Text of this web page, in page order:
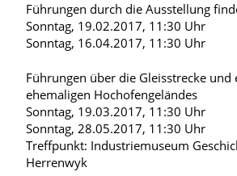
Führungen durch die Ausstellung
Sonntag, 19.02.2017, 11:30 Uhr
Sonntag, 16.04.2017, 11:30 Uhr
Führungen über die Gleisstrecke und
ehemaligen Hochofengeländes
Sonntag, 19.03.2017, 11:30 Uhr
Sonntag, 28.05.2017, 11:30 Uhr
Treffpunkt: Industriemuseum
Herrenwyk